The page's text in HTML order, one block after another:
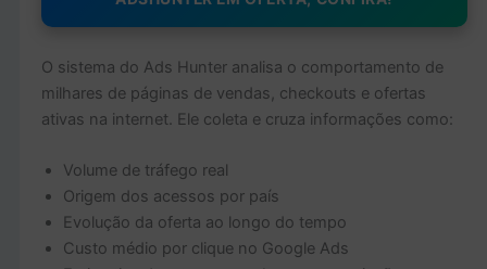
O sistema do Ads Hunter analisa o comportamento de
milhares de páginas de vendas, checkouts e ofertas
ativas na internet. Ele coleta e cruza informações como:
Volume de tráfego real
Origem dos acessos por país
Evolução da oferta ao longo do tempo
Custo médio por clique no Google Ads